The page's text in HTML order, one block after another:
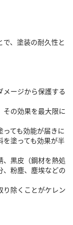
、塗装の耐久性と
ージから保護する
その効果を最大限に
ても効能が届きに
を塗っても効果が半
、黒皮（鋼材を熱処
、粉塵、塵埃などの
り除くことがケレン